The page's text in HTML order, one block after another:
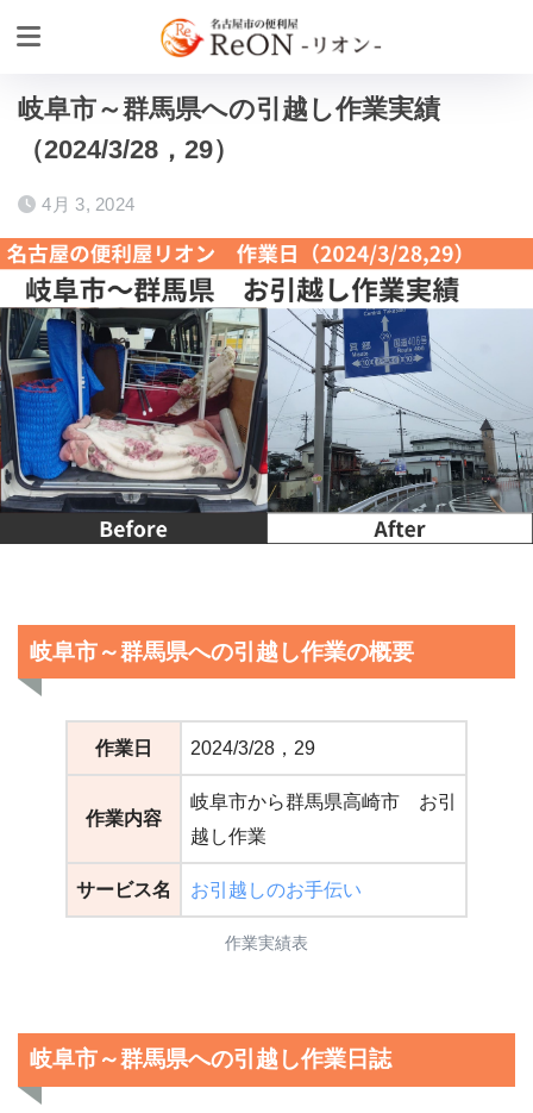
作業実績 お引越し
岐阜市～群馬県への引越し作業実績
（2024/3/28，29）
4月 3, 2024
岐阜市～群馬県への引越し作業の概要
作業日 2024/3/28，29
作業内容
岐阜市から群馬県高崎市 お引
越し作業
サービス名 お引越しのお手伝い
作業実績表
岐阜市～群馬県への引越し作業日誌